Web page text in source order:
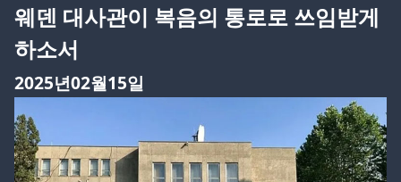
웨덴 대사관이 복음의 통로로 쓰임받게
하소서
2025년02월15일